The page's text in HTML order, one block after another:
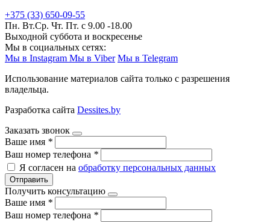
+375 (33) 650-09-55
Пн. Вт.Ср. Чт. Пт. с 9.00 -18.00
Выходной суббота и воскресенье
Мы в социальных сетях:
Мы в Instagram Мы в Viber Мы в Telegram
Использование материалов сайта только с разрешения
владельца.
Разработка сайта Dessites.by
Заказать звонок
Ваше имя *
Ваш номер телефона *
Я согласен на обработку персональных данных
Отправить
Получить консультацию
Ваше имя *
Ваш номер телефона *